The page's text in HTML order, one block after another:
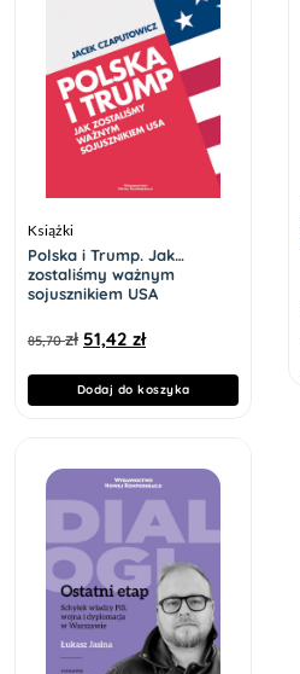
Książki
Polska i Trump. Jak
zostaliśmy ważnym
sojusznikiem USA
85,70zł 51,42 zł
Dodaj do koszyka